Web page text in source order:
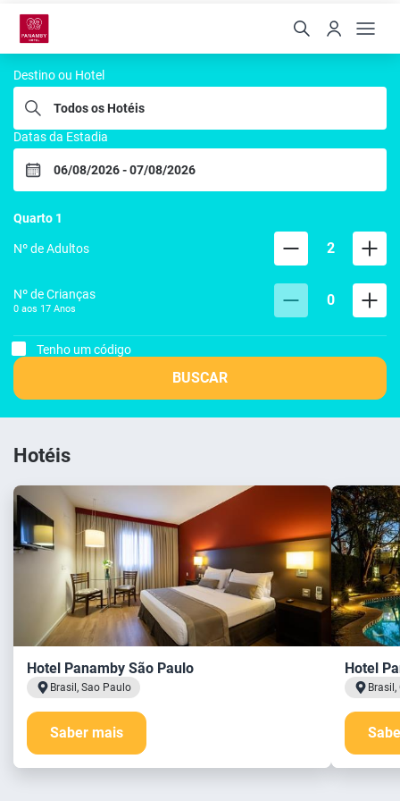
Hoteis Panamby
Destino ou Hotel
Datas da Estadia
Quarto 1
Nº de Adultos 2
Nº de Crianças
0 aos 17 Anos 0
Tenho um código
BUSCAR
Hotéis
Hotel Panamby São Paulo
Brasil, Sao Paulo
Saber mais
Hotel